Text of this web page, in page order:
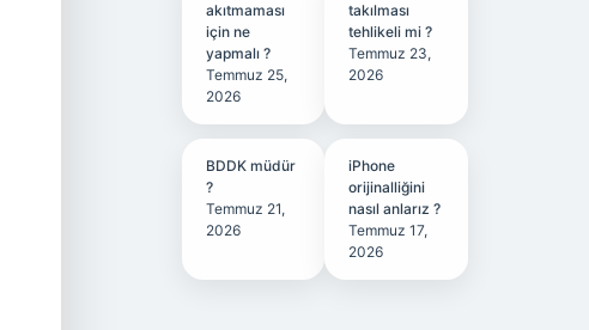
akıtmaması
için ne
yapmalı ?
Temmuz 25,
2026
takılması
tehlikeli mi ?
Temmuz 23,
2026
BDDK müdür
?
Temmuz 21,
2026
iPhone
orijinalliğini
nasıl anlarız ?
Temmuz 17,
2026